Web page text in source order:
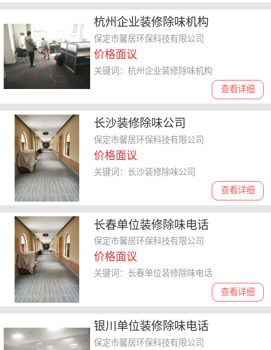
杭州企业装修除味机构
保定市馨居环保科技有限公司
价格面议
查看详细
关键词：杭州企业装修除味机构
长沙装修除味公司
保定市馨居环保科技有限公司
价格面议
查看详细
关键词：长沙装修除味公司
长春单位装修除味电话
保定市馨居环保科技有限公司
价格面议
查看详细
关键词：长春单位装修除味电话
银川单位装修除味电话
保定市馨居环保科技有限公司